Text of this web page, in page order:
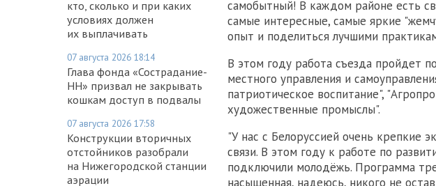
кто, сколько и при каких
условиях должен
их выплачивать
07 августа 2026 18:14
Глава фонда «Сострадание-
НН» призвал не закрывать
кошкам доступ в подвалы
07 августа 2026 17:58
Конструкции вторичных
отстойников разобрали
на Нижегородской станции
аэрации
самобытный! В каждом районе есть
самые интересные, самые яркие
опыт и поделиться лучшими
В этом году работа съезда пройдет
местного управления и
патриотическое воспитание",
художественные промыслы".
"У нас с Белоруссией очень крепкие
связи. В этом году к работе по
подключили молодёжь. Программа
насыщенная, надеюсь, никого не